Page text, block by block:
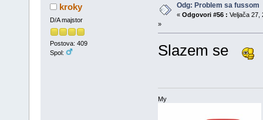
kroky
D/A majstor
Postova: 409
Spol:
Odg: Problem sa fussom
« Odgovori #56 : Veljača 27,
»
Slazem se
My